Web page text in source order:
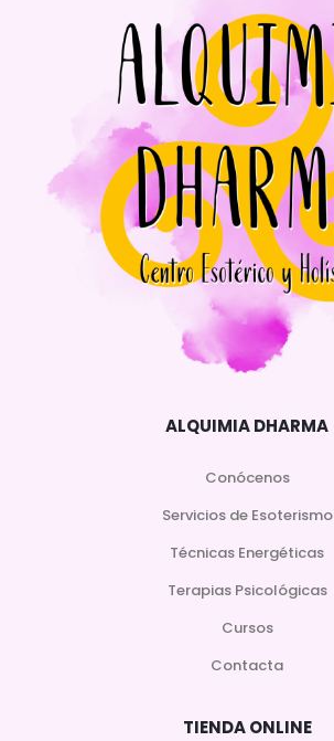
ALQUIMIA DHARMA
Conócenos
Servicios de Esoterismo
Técnicas Energéticas
Terapias Psicológicas
Cursos
Contacta
TIENDA ONLINE